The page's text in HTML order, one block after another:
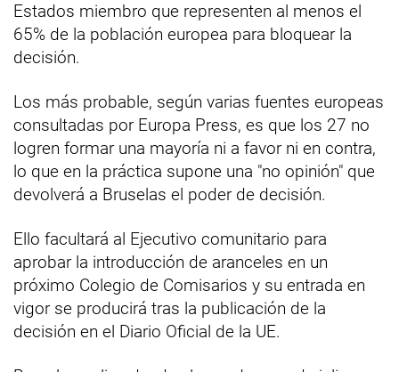
Estados miembro que representen al menos el
65% de la población europea para bloquear la
decisión.
Los más probable, según varias fuentes europeas
consultadas por Europa Press, es que los 27 no
logren formar una mayoría ni a favor ni en contra,
lo que en la práctica supone una "no opinión" que
devolverá a Bruselas el poder de decisión.
Ello facultará al Ejecutivo comunitario para
aprobar la introducción de aranceles en un
próximo Colegio de Comisarios y su entrada en
vigor se producirá tras la publicación de la
decisión en el Diario Oficial de la UE.